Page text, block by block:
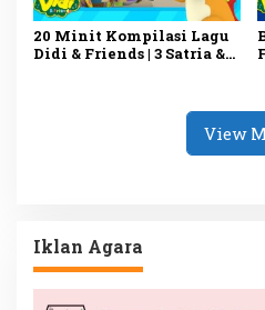
20 Minit Kompilasi Lagu
Didi & Friends | 3 Satria &
View
Iklan Agara